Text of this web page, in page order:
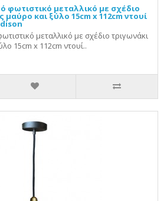
μεταλλικό με σχέδιο
και ξύλο 15cm x 112cm ντουί
μεταλλικό με σχέδιο τριγωνάκι
15cm x 112cm ντουί..